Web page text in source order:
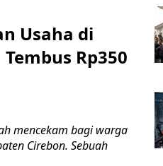
Usaha di
Rp350
mencekam bagi warga
Cirebon. Sebuah